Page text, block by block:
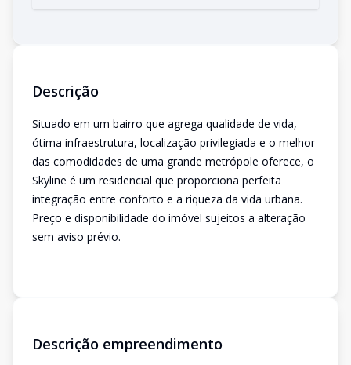
Descrição
Situado em um bairro que agrega qualidade de vida,
ótima infraestrutura, localização privilegiada e o melhor
das comodidades de uma grande metrópole oferece, o
Skyline é um residencial que proporciona perfeita
integração entre conforto e a riqueza da vida urbana.
Preço e disponibilidade do imóvel sujeitos a alteração
sem aviso prévio.
Descrição empreendimento